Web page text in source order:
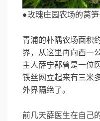
●玫瑰庄园农场的莴笋
青浦的朴隅农场面积
界，从这里再向西一
主人薛宁郡曾是一位
铁丝网立起来有三米
外界隔绝了。
前几天薛医生在自己